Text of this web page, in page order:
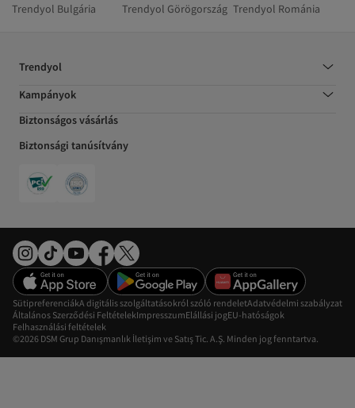
Trendyol Bulgária
Trendyol Görögország Trendyol Románia
Trendyol
Kampányok
Biztonságos vásárlás
Biztonsági tanúsítvány
©2026 DSM Grup Danışmanlık İletişim ve Satış Tic. A.Ş. Minden jog fenntartva.
SütipreferenciákA digitális szolgáltatásokról szóló rendeletAdatvédelmi szabályzat
Általános Szerződési FeltételekImpresszumElállási jogEU-hatóságok
Felhasználási feltételek